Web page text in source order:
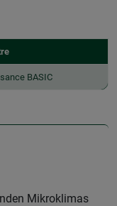
BASIC
Mikroklimas